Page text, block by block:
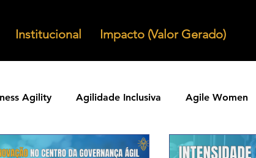
Institucional Impacto (Valor Gerado)
Agility Agilidade Inclusiva Agile Women
Agilidade em Produtos Organizacoes Ageis